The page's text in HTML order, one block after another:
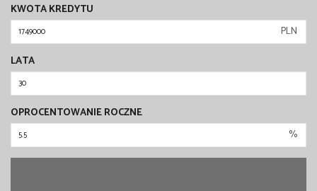
KWOTA KREDYTU
PLN
LATA
OPROCENTOWANIE ROCZNE
%